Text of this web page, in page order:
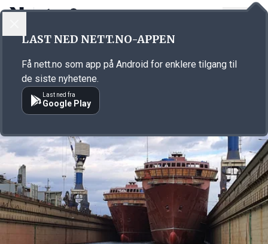
Annonsørinnhold
LAST NED NETT.NO-APPEN
Få nett.no som app på Android for enklere tilgang til
de siste nyhetene.
Last ned fra
Google Play